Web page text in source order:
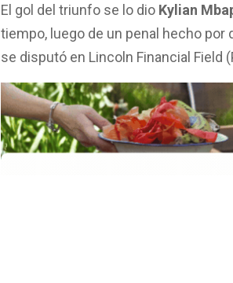
El gol del triunfo se lo dio Kylian
tiempo, luego de un penal hecho por
se disputó en Lincoln Financial Field